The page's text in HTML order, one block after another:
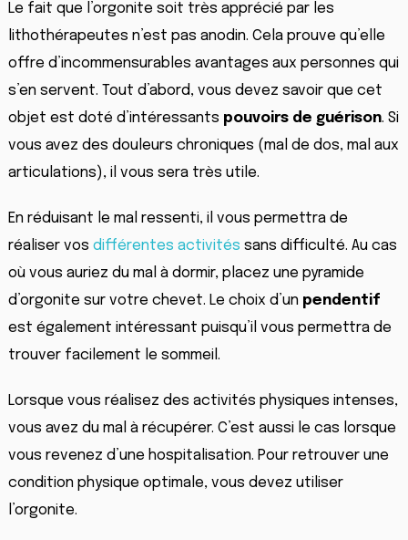
Le fait que l’orgonite soit très apprécié par les
lithothérapeutes n’est pas anodin. Cela prouve qu’elle
offre d’incommensurables avantages aux personnes qui
s’en servent. Tout d’abord, vous devez savoir que cet
objet est doté d’intéressants pouvoirs de guérison. Si
vous avez des douleurs chroniques (mal de dos, mal aux
articulations), il vous sera très utile.
En réduisant le mal ressenti, il vous permettra de
réaliser vos différentes activités sans difficulté. Au cas
où vous auriez du mal à dormir, placez une pyramide
d’orgonite sur votre chevet. Le choix d’un pendentif
est également intéressant puisqu’il vous permettra de
trouver facilement le sommeil.
Lorsque vous réalisez des activités physiques intenses,
vous avez du mal à récupérer. C’est aussi le cas lorsque
vous revenez d’une hospitalisation. Pour retrouver une
condition physique optimale, vous devez utiliser
l’orgonite.